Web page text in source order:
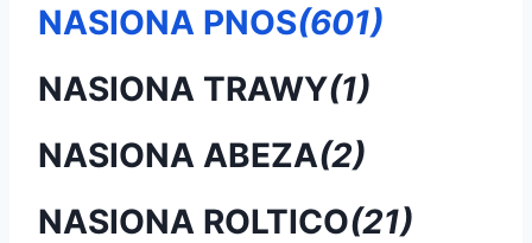
NASIONA PNOS(601)
NASIONA TRAWY(1)
NASIONA ABEZA(2)
NASIONA ROLTICO(21)